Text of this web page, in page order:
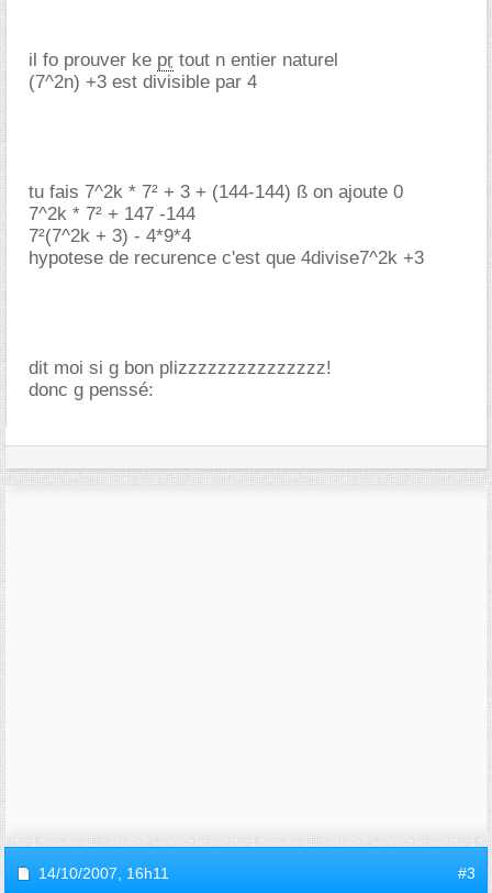
il fo prouver ke pr tout n entier naturel
(7^2n) +3 est divisible par 4
tu fais 7^2k * 7² + 3 + (144-144) ß on ajoute 0
7^2k * 7² + 147 -144
7²(7^2k + 3) - 4*9*4
hypotese de recurence c'est que 4divise7^2k +3
dit moi si g bon plizzzzzzzzzzzzzzz!
donc g penssé:
14/10/2007, 16h11 #3